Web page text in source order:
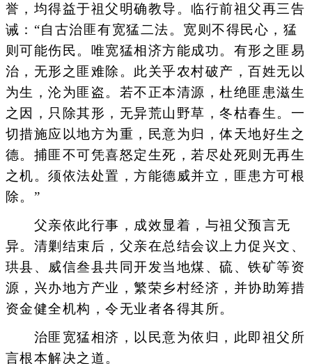
誉，均得益于祖父明确教导。临行前祖父再三告
诫：“自古治匪有宽猛二法。宽则不得民心，猛
则可能伤民。唯宽猛相济方能成功。有形之匪易
治，无形之匪难除。此关乎农村破产，百姓无以
为生，沦为匪盗。若不正本清源，杜绝匪患滋生
之因，只除其形，无异荒山野草，冬枯春生。一
切措施应以地方为重，民意为归，体天地好生之
德。捕匪不可凭喜怒定生死，若尽处死则无再生
之机。须依法处置，方能德威并立，匪患方可根
除。”
父亲依此行事，成效显着，与祖父预言无
异。清剿结束后，父亲在总结会议上力促兴文、
珙县、威信叁县共同开发当地煤、硫、铁矿等资
源，兴办地方产业，繁荣乡村经济，并协助筹措
资金健全机构，令无业者各得其所。
治匪宽猛相济，以民意为依归，此即祖父所
言根本解决之道。